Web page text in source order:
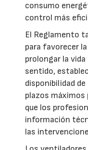
consumo
control más
El Reglamento
para favorecer
prolongar la
sentido,
disponibilidad
plazos máximos
que los
información
las